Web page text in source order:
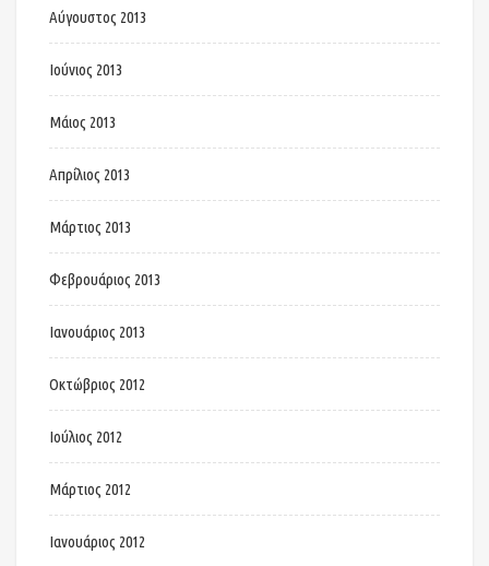
Αύγουστος 2013
Ιούνιος 2013
Μάιος 2013
Απρίλιος 2013
Μάρτιος 2013
Φεβρουάριος 2013
Ιανουάριος 2013
Οκτώβριος 2012
Ιούλιος 2012
Μάρτιος 2012
Ιανουάριος 2012